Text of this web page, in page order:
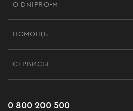
О DNIPRO-M
Черная пятница
ПОМОЩЬ
Часто задаваемые вопросы
СЕРВИСЫ
0 800 200 500